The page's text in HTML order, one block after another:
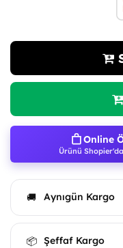
Online
Ürünü
🚚 Aynıgün Kargo
📦 Şeffaf Kargo